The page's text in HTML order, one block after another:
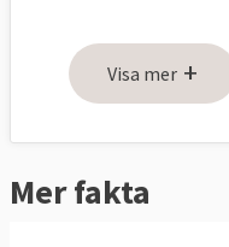
regeringschefer.
Ministerrådet är
regering
Visa mer +
Mer fakta